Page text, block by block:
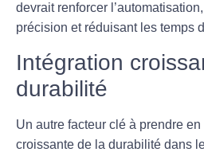
devrait renforcer
précision et réduisant les temps
Intégration
durabilité
Un autre facteur clé à prendre
croissante de la durabilité dans